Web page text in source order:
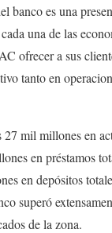
banco es una
una de las
ofrecer a sus
tanto en
mil millones en
en préstamos
en depósitos
superó
de la zona.